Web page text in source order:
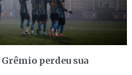
perdeu sua